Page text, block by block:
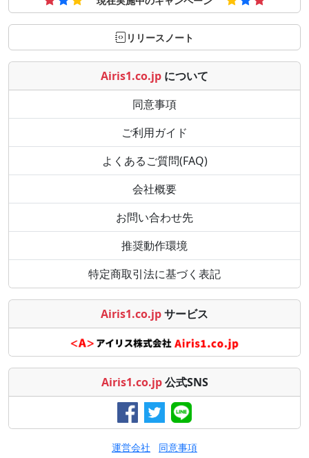
リリースノート
Airis1.co.jp について
同意事項
ご利用ガイド
よくあるご質問(FAQ)
会社概要
お問い合わせ先
推奨動作環境
特定商取引法に基づく表記
Airis1.co.jpサービス
Airis1.co.jp 公式SNS
運営会社 同意事項